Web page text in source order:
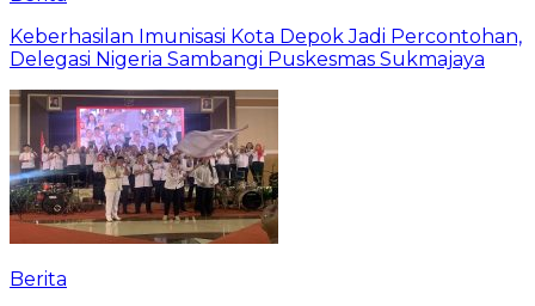
Keberhasilan Imunisasi Kota Depok Jadi Percontohan,
Delegasi Nigeria Sambangi Puskesmas Sukmajaya
Berita